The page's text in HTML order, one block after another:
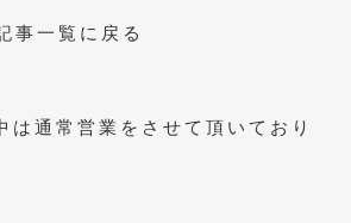
事一覧に戻る
は通常営業をさせて頂いており